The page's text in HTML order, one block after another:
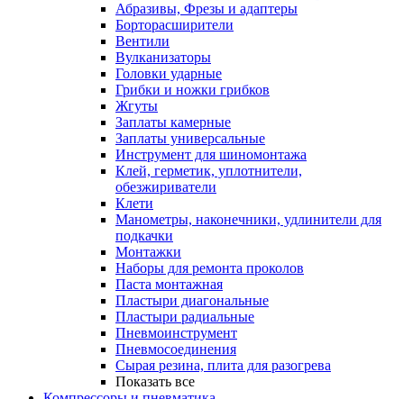
Абразивы, Фрезы и адаптеры
Борторасширители
Вентили
Вулканизаторы
Головки ударные
Грибки и ножки грибков
Жгуты
Заплаты камерные
Заплаты универсальные
Инструмент для шиномонтажа
Клей, герметик, уплотнители,
обезжириватели
Клети
Манометры, наконечники, удлинители для
подкачки
Монтажки
Наборы для ремонта проколов
Паста монтажная
Пластыри диагональные
Пластыри радиальные
Пневмоинструмент
Пневмосоединения
Сырая резина, плита для разогрева
Показать все